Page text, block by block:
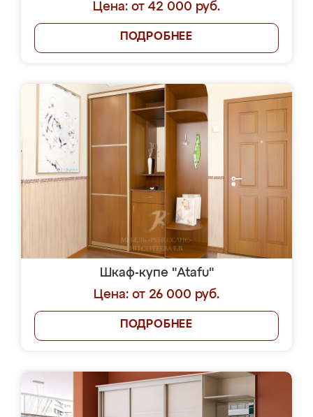
Цена: от 42 000 руб.
ПОДРОБНЕЕ
Шкаф-купе "Atafu"
Цена: от 26 000 руб.
ПОДРОБНЕЕ